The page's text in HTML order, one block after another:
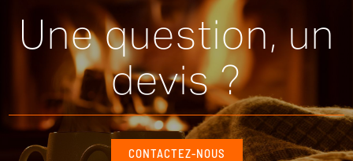
Une question, un
devis ?
CONTACTEZ-NOUS